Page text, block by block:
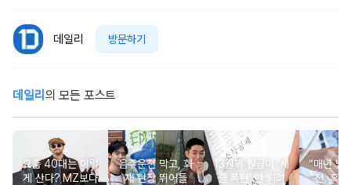
데일리 방문하기
데일리 의 모든 포스트
요즘 40대는 이렇
게 산다? MZ보다
음주운전 막고, 화
재 현장 뛰어들
13월의 월급이 '세
금 폭탄' 안 되려
“매년 받
진, 혹시